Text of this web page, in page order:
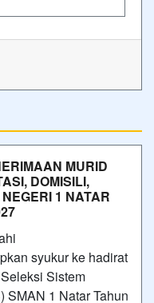
MURID
DOMISILI,
1 NATAR
syukur ke hadirat
Sistem
SMAN 1 Natar Tahun